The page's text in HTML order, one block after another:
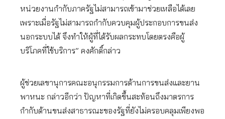
หน่วยงานกำกับภาครัฐไม่สามารถเข้ามาช่วยเหลือได้เลย
เพราะเมื่อรัฐไม่สามารถกำกับควบคุมผู้ประกอบการขนส่ง
นอกระบบได้ จึงทำให้ผู้ที่ได้รับผลกระทบโดยตรงคือผู้
บริโภคที่ใช้บริการ” คงศักดิ์กล่าว
ผู้ช่วยเลขานุการคณะอนุกรรมการด้านการขนส่งและยาน
พาหนะ กล่าวอีกว่า ปัญหาที่เกิดขึ้นสะท้อนถึงมาตรการ
กำกับด้านขนส่งสาธารณะของรัฐที่ยังไม่ครอบคลุมเพียงพอ